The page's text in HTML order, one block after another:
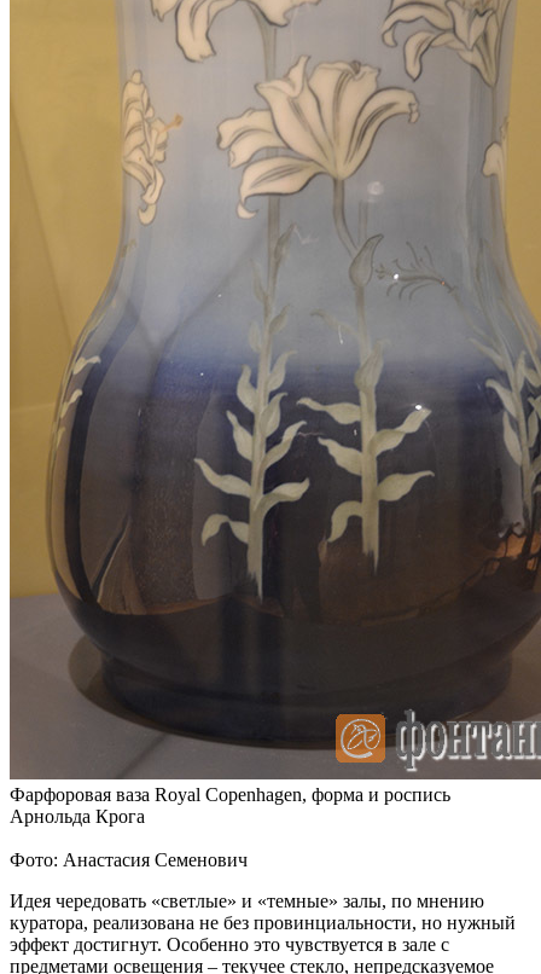
Фарфоровая ваза Royal Copenhagen, форма и роспись
Арнольда Крога
Фото: Анастасия Семенович
Идея чередовать «светлые» и «темные» залы, по мнению
куратора, реализована не без провинциальности, но нужный
эффект достигнут. Особенно это чувствуется в зале с
предметами освещения – текучее стекло, непредсказуемое